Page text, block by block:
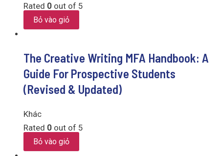
Rated 0 out of 5
Bỏ vào giỏ
The Creative Writing MFA Handbook: A
Guide For Prospective Students
(Revised & Updated)
Khác
Rated 0 out of 5
Bỏ vào giỏ